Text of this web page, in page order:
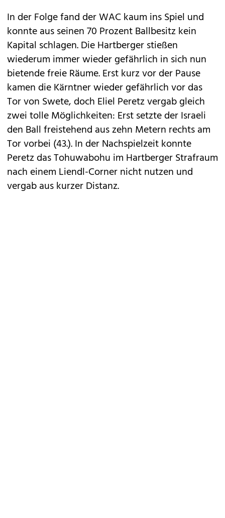
In der Folge fand der WAC kaum ins Spiel und
konnte aus seinen 70 Prozent Ballbesitz kein
Kapital schlagen. Die Hartberger stießen
wiederum immer wieder gefährlich in sich nun
bietende freie Räume. Erst kurz vor der Pause
kamen die Kärntner wieder gefährlich vor das
Tor von Swete, doch Eliel Peretz vergab gleich
zwei tolle Möglichkeiten: Erst setzte der Israeli
den Ball freistehend aus zehn Metern rechts am
Tor vorbei (43.). In der Nachspielzeit konnte
Peretz das Tohuwabohu im Hartberger Strafraum
nach einem Liendl-Corner nicht nutzen und
vergab aus kurzer Distanz.